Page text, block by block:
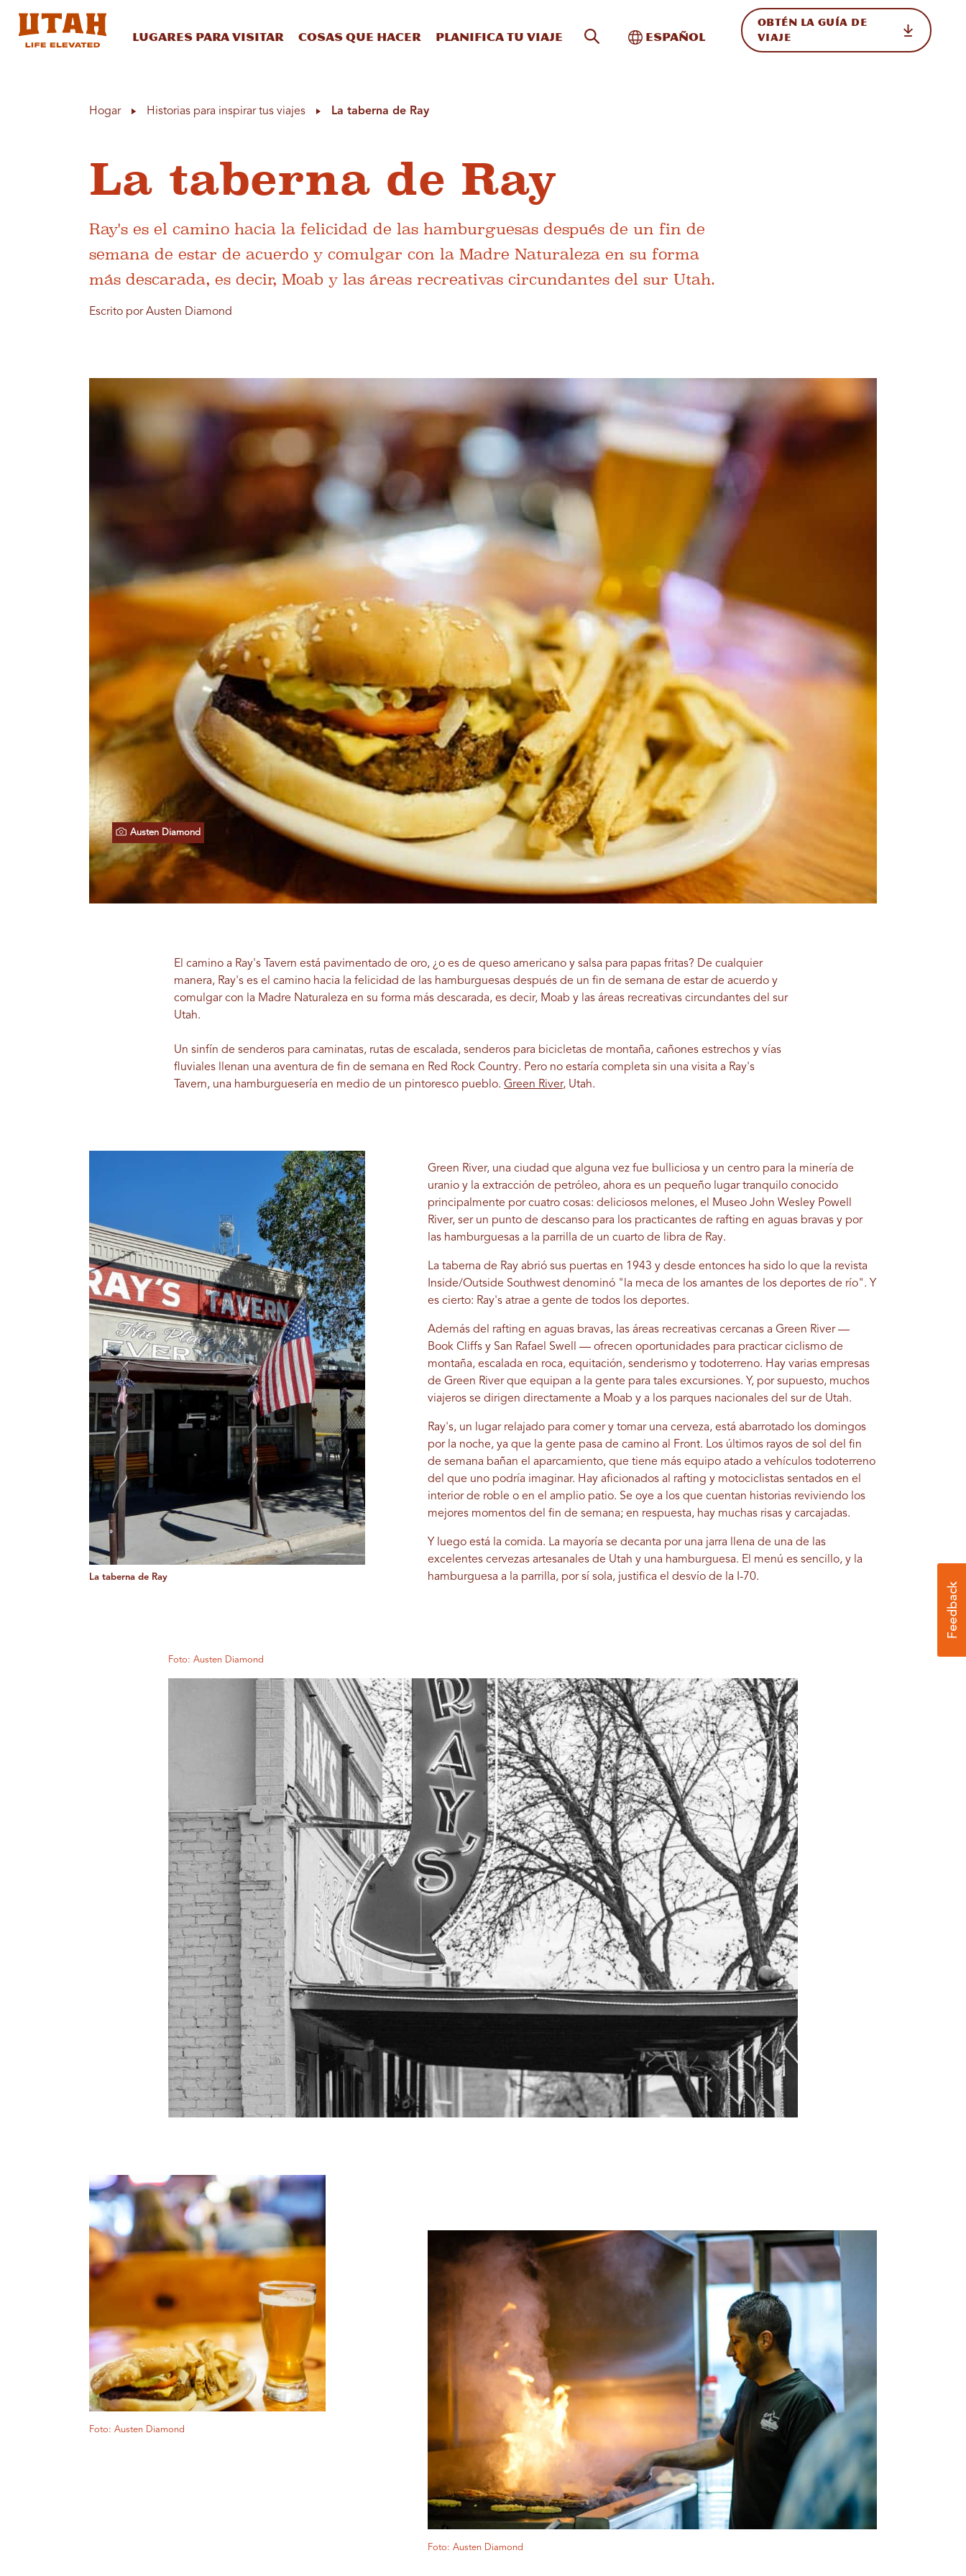
Lugares para visitar Cosas que hacer Planifica tu viaje Búsqueda en el sitio
Alternar Internacional
Español
OBTÉN LA GUÍA DE
VIAJE
Hogar Historias para inspirar tus viajes La taberna de Ray
La taberna de Ray
Ray's es el camino hacia la felicidad de las hamburguesas después de un fin de
semana de estar de acuerdo y comulgar con la Madre Naturaleza en su forma
más descarada, es decir, Moab y las áreas recreativas circundantes del sur Utah.
Escrito por Austen Diamond
Austen Diamond
El camino a Ray's Tavern está pavimentado de oro, ¿o es de queso americano y salsa para papas fritas? De cualquier
manera, Ray's es el camino hacia la felicidad de las hamburguesas después de un fin de semana de estar de acuerdo y
comulgar con la Madre Naturaleza en su forma más descarada, es decir, Moab y las áreas recreativas circundantes del sur
Utah.
Un sinfín de senderos para caminatas, rutas de escalada, senderos para bicicletas de montaña, cañones estrechos y vías
fluviales llenan una aventura de fin de semana en Red Rock Country. Pero no estaría completa sin una visita a Ray's
Tavern, una hamburguesería en medio de un pintoresco pueblo. Green River, Utah.
La taberna de Ray
Green River, una ciudad que alguna vez fue bulliciosa y un centro para la minería de
uranio y la extracción de petróleo, ahora es un pequeño lugar tranquilo conocido
principalmente por cuatro cosas: deliciosos melones, el Museo John Wesley Powell
River, ser un punto de descanso para los practicantes de rafting en aguas bravas y por
las hamburguesas a la parrilla de un cuarto de libra de Ray.
La taberna de Ray abrió sus puertas en 1943 y desde entonces ha sido lo que la revista
Inside/Outside Southwest denominó "la meca de los amantes de los deportes de río". Y
es cierto: Ray's atrae a gente de todos los deportes.
Además del rafting en aguas bravas, las áreas recreativas cercanas a Green River —
Book Cliffs y San Rafael Swell — ofrecen oportunidades para practicar ciclismo de
montaña, escalada en roca, equitación, senderismo y todoterreno. Hay varias empresas
de Green River que equipan a la gente para tales excursiones. Y, por supuesto, muchos
viajeros se dirigen directamente a Moab y a los parques nacionales del sur de Utah.
Ray's, un lugar relajado para comer y tomar una cerveza, está abarrotado los domingos
por la noche, ya que la gente pasa de camino al Front. Los últimos rayos de sol del fin
de semana bañan el aparcamiento, que tiene más equipo atado a vehículos todoterreno
del que uno podría imaginar. Hay aficionados al rafting y motociclistas sentados en el
interior de roble o en el amplio patio. Se oye a los que cuentan historias reviviendo los
mejores momentos del fin de semana; en respuesta, hay muchas risas y carcajadas.
Y luego está la comida. La mayoría se decanta por una jarra llena de una de las
excelentes cervezas artesanales de Utah y una hamburguesa. El menú es sencillo, y la
hamburguesa a la parrilla, por sí sola, justifica el desvío de la I-70.
Foto: Austen Diamond
Foto: Austen Diamond
Foto: Austen Diamond